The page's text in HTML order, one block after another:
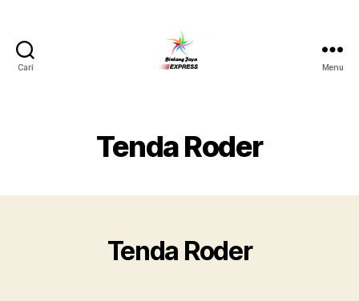
Cari
Pesta
Jabodetabek,Tlp.0878-
Menu
Tenda Roder
Tenda Roder